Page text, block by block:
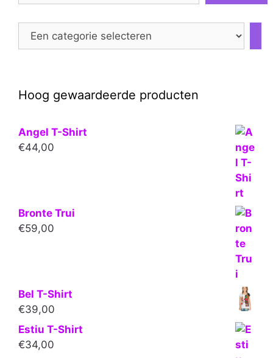
Een
Hoog gewaardeerde producten
Angel T-Shirt
€44,00
Bronte Trui
€59,00
Bel T-Shirt
€39,00
Estiu T-Shirt
€34,00